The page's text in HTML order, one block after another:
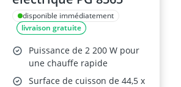
disponible immédiatement
livraison gratuite
Puissance de 2 200 W pour
une chauffe rapide
Surface de cuisson de 44,5 x